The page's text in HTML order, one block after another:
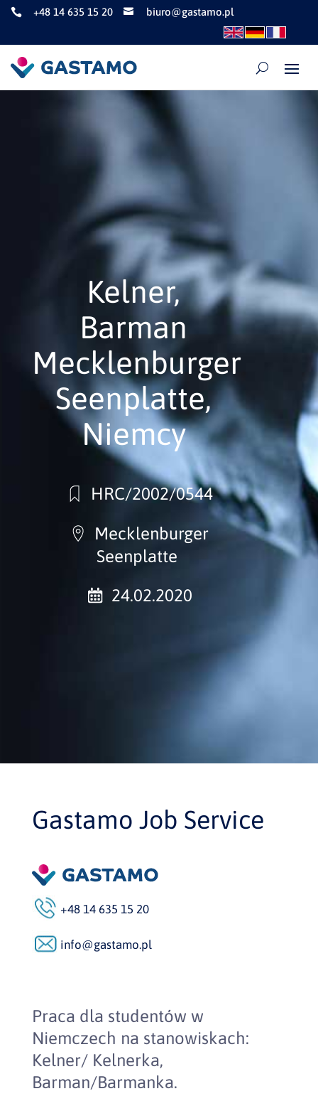
 +48 14 635 15 20  biuro@gastamo.pl
Kelner,
Barman
Mecklenburger
Seenplatte,
Niemcy
HRC/2002/0544
Mecklenburger
Seenplatte
24.02.2020
Gastamo Job Service
+48 14 635 15 20
info@gastamo.pl
Praca dla studentów w
Niemczech na stanowiskach:
Kelner/ Kelnerka,
Barman/Barmanka.